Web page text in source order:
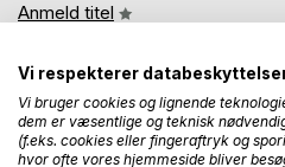
Anmeld titel
Vi respekterer
Vi bruger cookies og lignende
dem er væsentlige og teknisk
(f.eks. cookies eller fingeraftryk og
hvor ofte vores hjemmeside bliver